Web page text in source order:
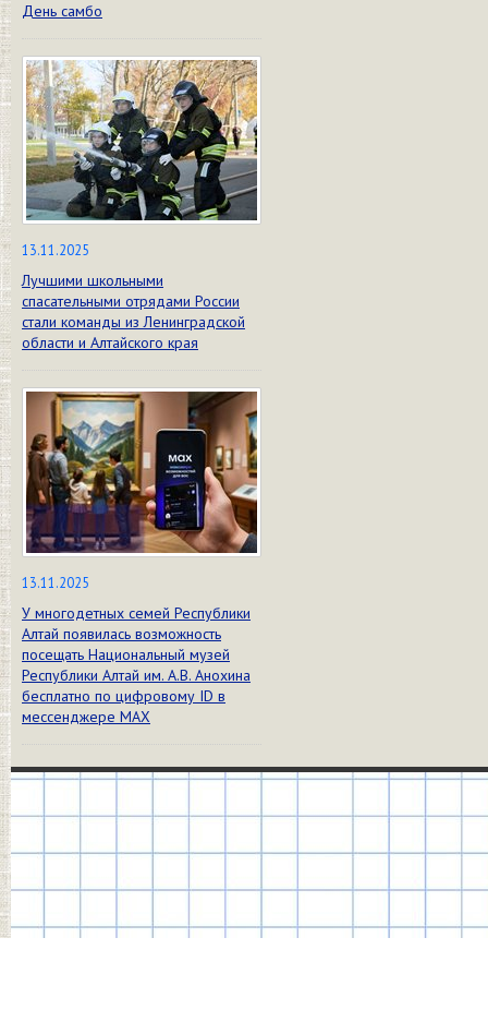
День самбо
13.11.2025
Лучшими школьными
спасательными отрядами России
стали команды из Ленинградской
области и Алтайского края
13.11.2025
У многодетных семей Республики
Алтай появилась возможность
посещать Национальный музей
Республики Алтай им. А.В. Анохина
бесплатно по цифровому ID в
мессенджере МАХ